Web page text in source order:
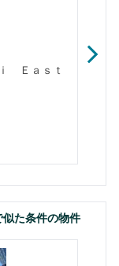
Ｅａｓｔ
似た条件の物件